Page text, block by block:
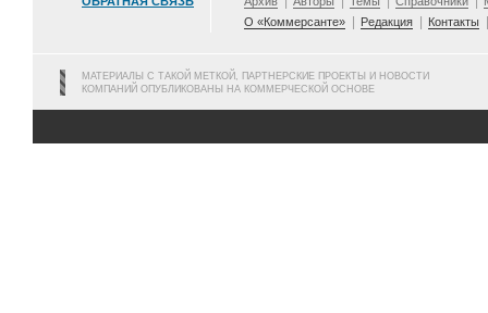
О «Коммерсанте»
Редакция Контакты
МАТЕРИАЛЫ С ТАКОЙ МЕТКОЙ, ПАРТНЕРСКИЕ ПРОЕКТЫ И НОВОСТИ
КОМПАНИЙ ОПУБЛИКОВАНЫ НА КОММЕРЧЕСКОЙ ОСНОВЕ